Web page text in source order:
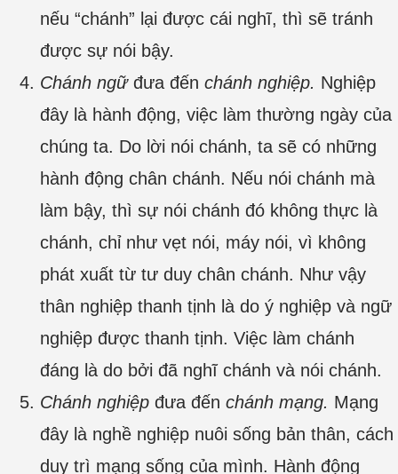
nếu “chánh” lại được cái nghĩ, thì sẽ tránh
được sự nói bậy.
Chánh ngữ đưa đến chánh nghiệp. Nghiệp
đây là hành động, việc làm thường ngày của
chúng ta. Do lời nói chánh, ta sẽ có những
hành động chân chánh. Nếu nói chánh mà
làm bậy, thì sự nói chánh đó không thực là
chánh, chỉ như vẹt nói, máy nói, vì không
phát xuất từ tư duy chân chánh. Như vậy
thân nghiệp thanh tịnh là do ý nghiệp và ngữ
nghiệp được thanh tịnh. Việc làm chánh
đáng là do bởi đã nghĩ chánh và nói chánh.
Chánh nghiệp đưa đến chánh mạng. Mạng
đây là nghề nghiệp nuôi sống bản thân, cách
duy trì mạng sống của mình. Hành động